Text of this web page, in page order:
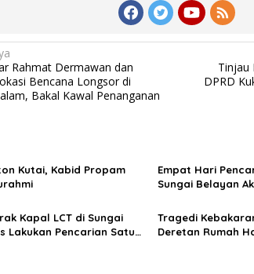
Rahmat Dermawan dan
Bencana Longsor di
Bakal Kawal Penanganan
Tinjau
DPRD
Kutai, Kabid Propam
Empat Hari
Sungai Belayan
Kapal LCT di Sungai
Lakukan Pencarian Satu
Tragedi
Deretan Rumah